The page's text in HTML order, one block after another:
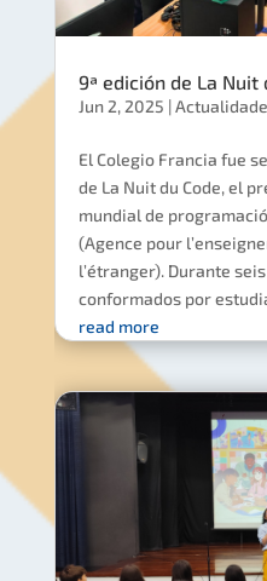
9ª edición de La Nuit
Jun 2, 2025 |
El Colegio Francia fue
de La Nuit du Code, el
mundial de
(Agence pour
l’étranger). Durante
conformados por
read more